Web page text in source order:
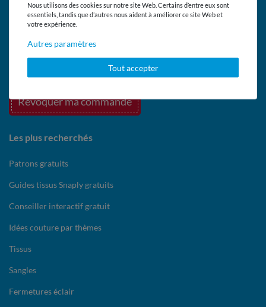
Nous utilisons des cookies sur notre site Web. Certains d’entre eux sont
essentiels, tandis que d’autres nous aident à améliorer ce site Web et
votre expérience.
Autres paramètres
Tout accepter
Paiement et livraison
Donnez votre avis et gagnez !
Révoquer ma commande
Les plus recherchés
Patrons gratuits
Guides tissus Snaply gratuits
Conseiller interactif gratuit
Idées couture par thèmes
Tissus
Sangles
Fermetures éclair